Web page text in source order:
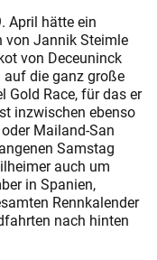
April hätte ein
von Jannik Steimle
von Deceuninck
auf die ganz große
Gold Race, für das er
inzwischen ebenso
Mailand-San
Samstag
auch um
in Spanien,
Rennkalender
nach hinten